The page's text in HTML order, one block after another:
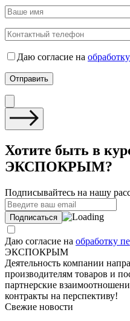
Даю согласие на
Хотите быть в
ЭКСПОКРЫМ?
Подписывайтесь на нашу
Даю согласие на обработку
ЭКСПОКРЫМ
Деятельность компании
производителям товаров и
партнерские
контракты на перспективу!
Свежие новости